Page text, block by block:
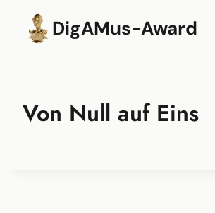
springen
DigAMus-Award
Von Null auf Eins